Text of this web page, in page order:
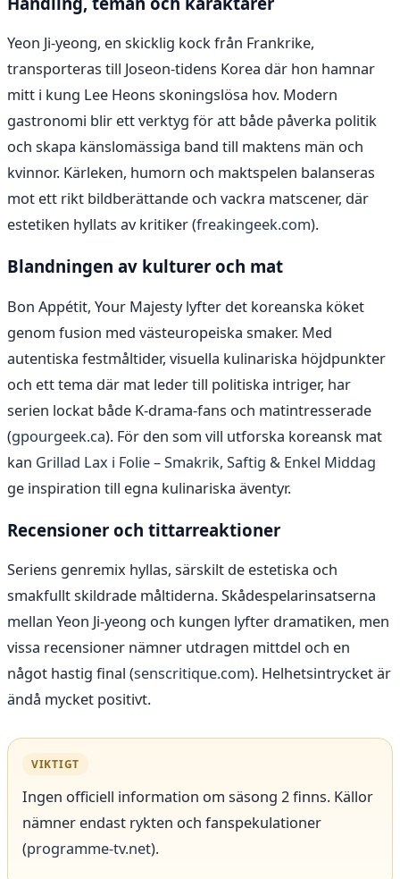
Yeon Ji-yeong, en skicklig kock från Frankrike,
transporteras till Joseon-tidens Korea där hon hamnar
mitt i kung Lee Heons skoningslösa hov. Modern
gastronomi blir ett verktyg för att både påverka politik
och skapa känslomässiga band till maktens män och
kvinnor. Kärleken, humorn och maktspelen balanseras
mot ett rikt bildberättande och vackra matscener, där
estetiken hyllats av kritiker (freakingeek.com).
Blandningen av kulturer och mat
Bon Appétit, Your Majesty lyfter det koreanska köket
genom fusion med västeuropeiska smaker. Med
autentiska festmåltider, visuella kulinariska höjdpunkter
och ett tema där mat leder till politiska intriger, har
serien lockat både K-drama-fans och matintresserade
(gpourgeek.ca). För den som vill utforska koreansk mat
kan Grillad Lax i Folie – Smakrik, Saftig & Enkel Middag
ge inspiration till egna kulinariska äventyr.
Recensioner och tittarreaktioner
Seriens genremix hyllas, särskilt de estetiska och
smakfullt skildrade måltiderna. Skådespelarinsatserna
mellan Yeon Ji-yeong och kungen lyfter dramatiken, men
vissa recensioner nämner utdragen mittdel och en
något hastig final (senscritique.com). Helhetsintrycket är
ändå mycket positivt.
VIKTIGT
Ingen officiell information om säsong 2 finns. Källor
nämner endast rykten och fanspekulationer
(programme-tv.net).